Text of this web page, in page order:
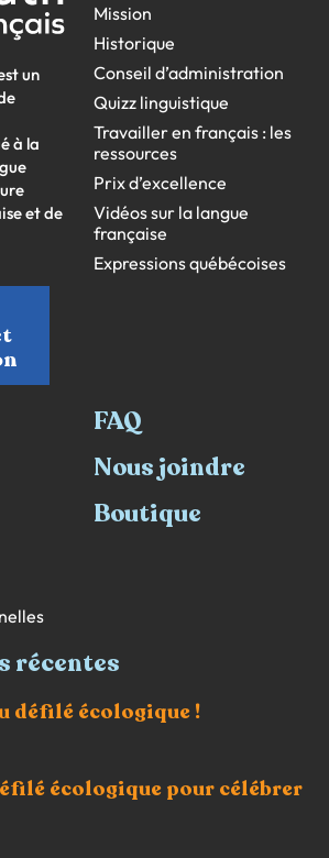
un
à la
et de
Mission
Historique
Conseil d’administration
Quizz linguistique
Travailler en français : les
ressources
Prix d’excellence
Vidéos sur la langue
française
Expressions québécoises
FAQ
Nous joindre
Boutique
récentes
défilé écologique !
écologique pour célébrer